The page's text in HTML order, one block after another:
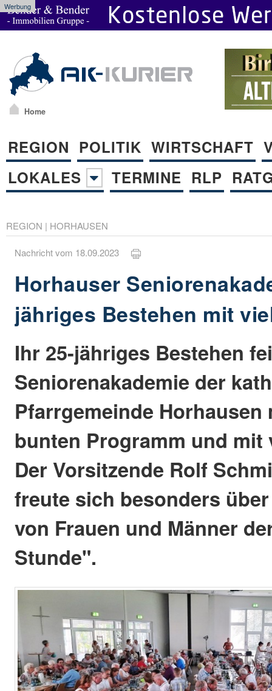
Werbung
Home
REGION POLITIK WIRTSCHAFT
LOKALES
TERMINE RLP
REGION | HORHAUSEN
Nachricht vom 18.09.2023
Horhauser
jähriges Bestehen mit
Ihr 25-jähriges Bestehen
Seniorenakademie der
Pfarrgemeinde Horhausen
bunten Programm und mit
Der Vorsitzende Rolf
freute sich besonders
von Frauen und Männer
Stunde".